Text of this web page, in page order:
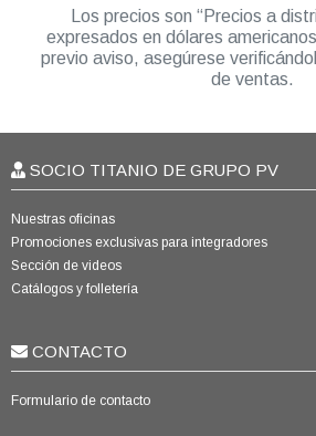
Los precios son “Precios a
expresados en dólares
previo aviso, asegúrese
de ventas.
SOCIO TITANIO DE GRUPO PV
Nuestras oficinas
Promociones exclusivas para integradores
Sección de videos
Catálogos y folletería
CONTACTO
Formulario de contacto